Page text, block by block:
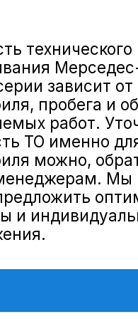
ТО Mercedes-Benz E-
оставался в
и обеспечивал
и комфорт на дороге.